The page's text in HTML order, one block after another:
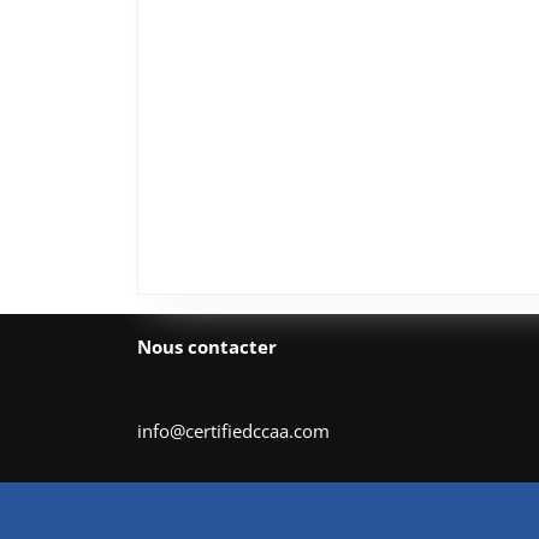
Nous contacter
info@certifiedccaa.com